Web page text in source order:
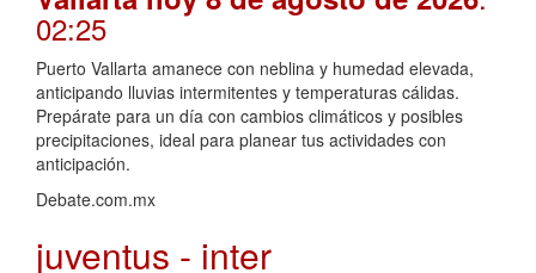
02:25
Puerto Vallarta amanece con neblina y humedad elevada,
anticipando lluvias intermitentes y temperaturas cálidas.
Prepárate para un día con cambios climáticos y posibles
precipitaciones, ideal para planear tus actividades con
anticipación.
Debate.com.mx
juventus - inter